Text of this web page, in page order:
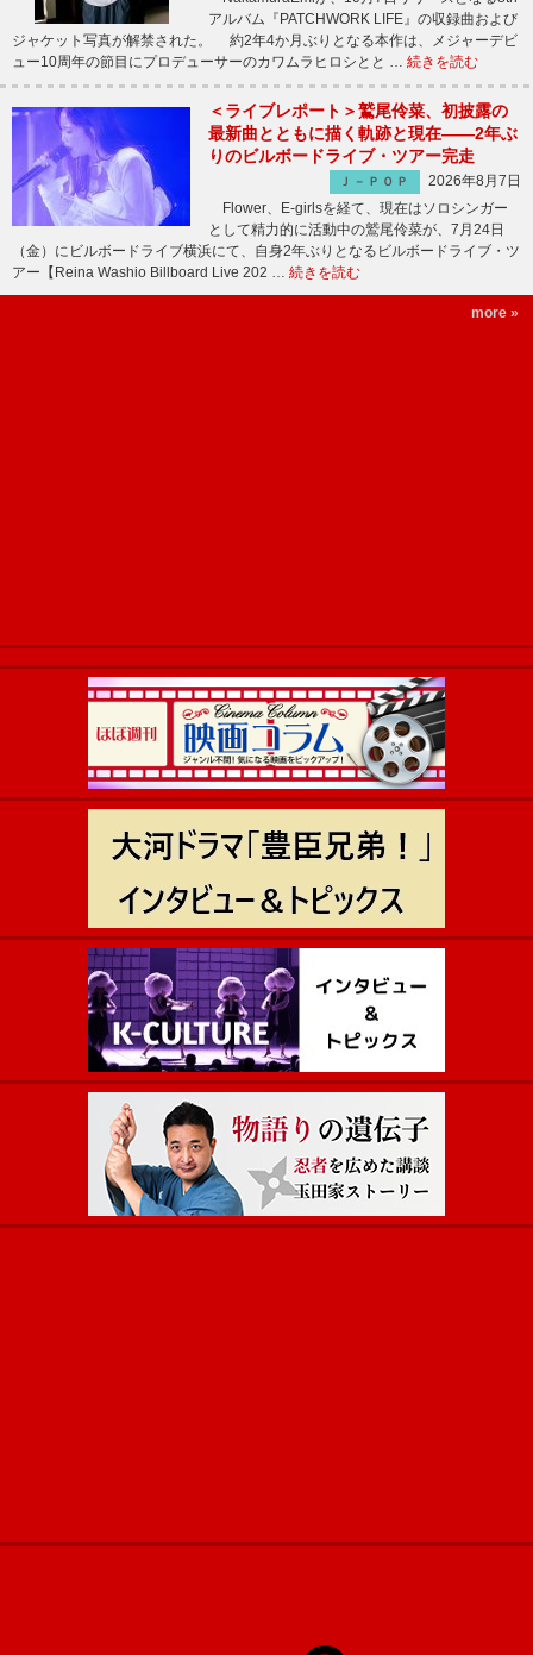
アルバム『PATCHWORK LIFE』の収録曲および
ジャケット写真が解禁された。 約2年4か月ぶりとなる本作は、メジャーデビ
ュー10周年の節目にプロデューサーのカワムラヒロシとと … 続きを読む
＜ライブレポート＞鷲尾伶菜、初披露の
最新曲とともに描く軌跡と現在――2年ぶ
りのビルボードライブ・ツアー完走
Ｊ－ＰＯＰ
2026年8月7日
Flower、E-girlsを経て、現在はソロシンガー
として精力的に活動中の鷲尾伶菜が、7月24日
（金）にビルボードライブ横浜にて、自身2年ぶりとなるビルボードライブ・ツ
アー【Reina Washio Billboard Live 202 … 続きを読む
more »